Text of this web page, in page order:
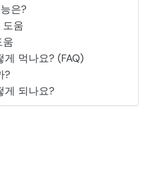
은?
움
움
먹나요? (FAQ)
?
게 되나요?